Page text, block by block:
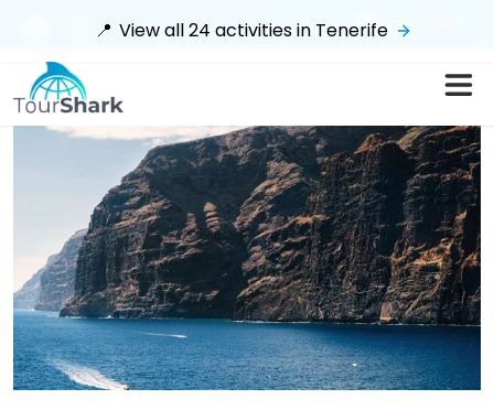
$
📍 View all24 activities in Tenerife